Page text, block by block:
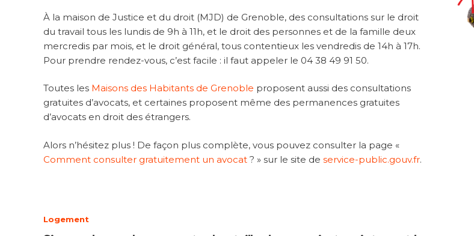
À la maison de Justice et du droit (MJD) de Grenoble, des consultations sur le droit
du travail tous les lundis de 9h à 11h, et le droit des personnes et de la famille deux
mercredis par mois, et le droit général, tous contentieux les vendredis de 14h à 17h.
Pour prendre rendez-vous, c’est facile : il faut appeler le 04 38 49 91 50.
Toutes les Maisons des Habitants de Grenoble proposent aussi des consultations
gratuites d’avocats, et certaines proposent même des permanences gratuites
d’avocats en droit des étrangers.
Alors n’hésitez plus ! De façon plus complète, vous pouvez consulter la page «
Comment consulter gratuitement un avocat ? » sur le site de service-public.gouv.fr.
Logement